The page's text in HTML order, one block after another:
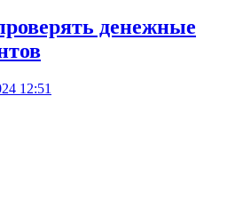
денежные
12:51